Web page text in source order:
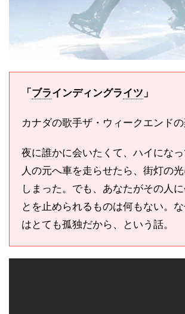
「 ブラインディングライツ 」
カナダの歌手ザ・ウィークエンドの
夜に誰かに会いたくて、ハイにな
人の元へ車を走らせたら、街灯の
しまった。でも、あなたがその人
とを止められるものは何もない。
はとても孤独だから、という話。